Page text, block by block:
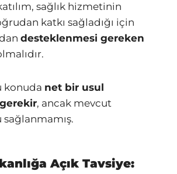
sağlık hizmetinin
katkı sağladığı için
desteklenmesi gereken
konuda net bir usul
, ancak mevcut
Açık Tavsiye: